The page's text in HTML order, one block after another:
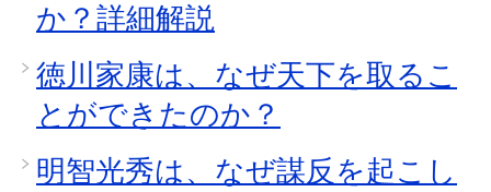
か？詳細解説
徳川家康は、なぜ天下を取るこ
とができたのか？
明智光秀は、なぜ謀反を起こし